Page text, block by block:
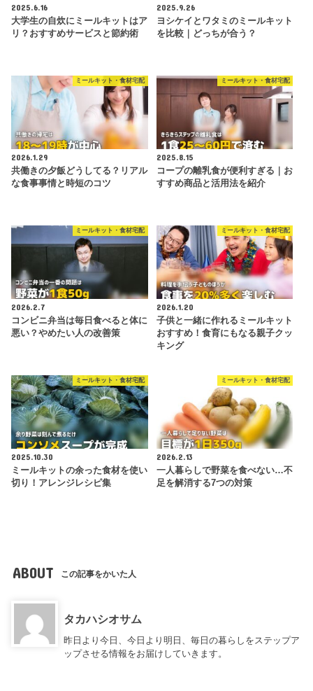
2025.6.16
大学生の自炊にミールキットはア
リ？おすすめサービスと節約術
2025.9.26
ヨシケイとワタミのミールキット
を比較｜どっちが合う？
ミールキット・食材宅配
2026.1.29
共働きの夕飯どうしてる？リアル
な食事事情と時短のコツ
ミールキット・食材宅配
2025.8.15
コープの離乳食が便利すぎる｜お
すすめ商品と活用法を紹介
ミールキット・食材宅配
2026.2.7
コンビニ弁当は毎日食べると体に
悪い？やめたい人の改善策
ミールキット・食材宅配
2026.1.20
子供と一緒に作れるミールキット
おすすめ！食育にもなる親子クッ
キング
ミールキット・食材宅配
2025.10.30
ミールキットの余った食材を使い
切り！アレンジレシピ集
ミールキット・食材宅配
2026.2.13
一人暮らしで野菜を食べない…不
足を解消する7つの対策
ABOUT この記事をかいた人
タカハシオサム
昨日より今日、今日より明日、毎日の暮らしをステップア
ップさせる情報をお届けしていきます。